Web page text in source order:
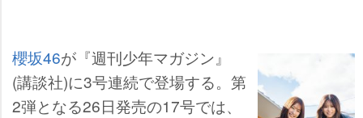
櫻坂46が『週刊少年マガジン』
(講談社)に3号連続で登場する。第
2弾となる26日発売の17号では、